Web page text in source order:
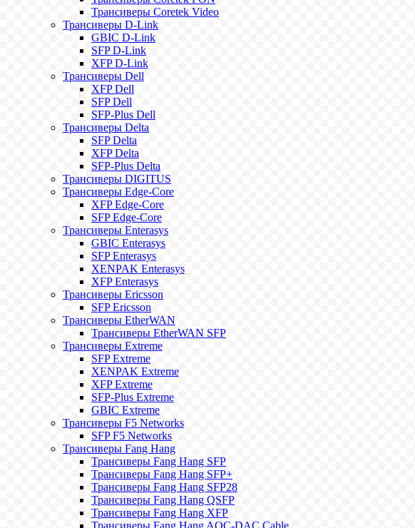
Трансиверы Coretek Video
Трансиверы D-Link
GBIC D-Link
SFP D-Link
XFP D-Link
Трансиверы Dell
XFP Dell
SFP Dell
SFP-Plus Dell
Трансиверы Delta
SFP Delta
XFP Delta
SFP-Plus Delta
Трансиверы DIGITUS
Трансиверы Edge-Core
XFP Edge-Core
SFP Edge-Core
Трансиверы Enterasys
GBIC Enterasys
SFP Enterasys
XENPAK Enterasys
XFP Enterasys
Трансиверы Ericsson
SFP Ericsson
Трансиверы EtherWAN
Трансиверы EtherWAN SFP
Трансиверы Extreme
SFP Extreme
XENPAK Extreme
XFP Extreme
SFP-Plus Extreme
GBIC Extreme
Трансиверы F5 Networks
SFP F5 Networks
Трансиверы Fang Hang
Трансиверы Fang Hang SFP
Трансиверы Fang Hang SFP+
Трансиверы Fang Hang SFP28
Трансиверы Fang Hang QSFP
Трансиверы Fang Hang XFP
Трансиверы Fang Hang AOC-DAC Cable